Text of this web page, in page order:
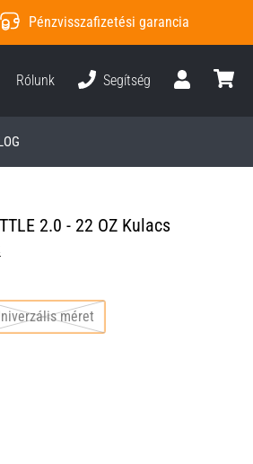
Pénzvisszafizetési garancia
Rólunk
Segítség
2.0 - 22 OZ Kulacs
méret